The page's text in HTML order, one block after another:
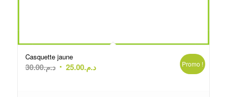
Casquette jaune
د.م.30.00
Le
د.م.25.00
Le
Promo !